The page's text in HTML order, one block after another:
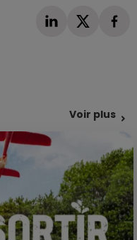
Voir plus